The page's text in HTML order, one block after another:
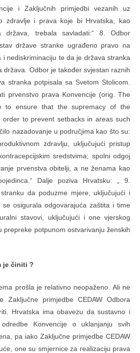
i Zaključnih primjedbi vezanih uz
zdravlje i prava koje bi Hrvatska, kao
država, trebala savladati:“ 8. Odbor
države stranke ugrađeno pravo na
i nediskriminaciju te da je država stranka
država. Odbor je također svjestan raznih
stranka potpisala sa Svetom Stolicom.
prvenstvo prava Konvencije (orig. The
to ensure that the supremacy of the
order to prevent setbacks in areas such
nazadovanje u područjima kao što su:
zdravlju, uključujući pristup
sredstvima; spolni odgoj
prvenstva obitelji, a ne ženama kao
Dalje poziva Hrvatsku: „ 9.
da poduzme mjere, uključujući i
osigurala odgovarajuća zaštita i time
stavovi, uključujući i one vjerskog
prepreke potpunom ostvarivanju ženskih
je činiti ?
prošla je relativno neopaženo. Ali ne
Zaključne primjedbe CEDAW Odbora
Hrvatska ima obavezu da sustavno i
Konvencije o uklanjanju svih
pa iako Zaključne primjedbe CEDAW
one su smjernice za realizaciju prava